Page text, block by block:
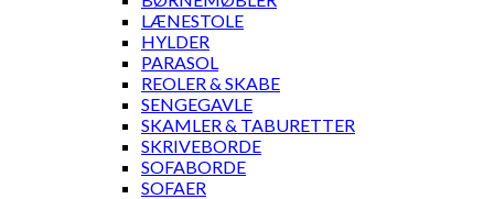
LÆNESTOLE
HYLDER
PARASOL
REOLER & SKABE
SENGEGAVLE
SKAMLER & TABURETTER
SKRIVEBORDE
SOFABORDE
SOFAER